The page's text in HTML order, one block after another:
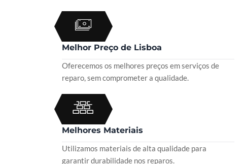
Melhor Preço de Lisboa
Oferecemos os melhores preços em serviços de
reparo, sem comprometer a qualidade.
Melhores Materiais
Utilizamos materiais de alta qualidade para
garantir durabilidade nos reparos.